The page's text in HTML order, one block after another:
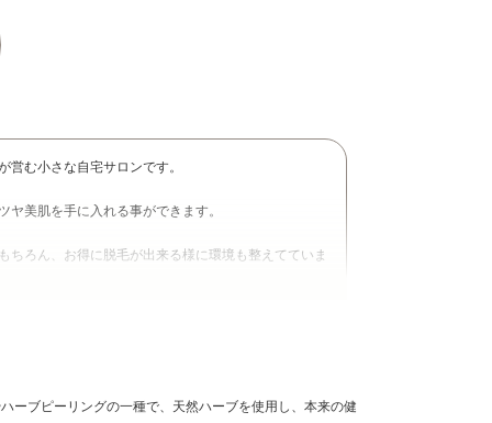
む小さな自宅サロンです。
美肌を手に入れる事ができます。
ろん、お得に脱毛が出来る様に環境も整えてていま
ーブピーリングの一種で、天然ハーブを使用し、本来の健